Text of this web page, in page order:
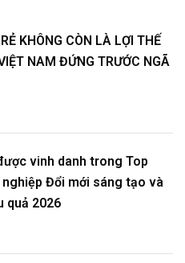
KHÔNG CÒN LÀ LỢI THẾ
NAM ĐỨNG TRƯỚC NGÃ
vinh danh trong Top
Đổi mới sáng tạo và
quả 2026